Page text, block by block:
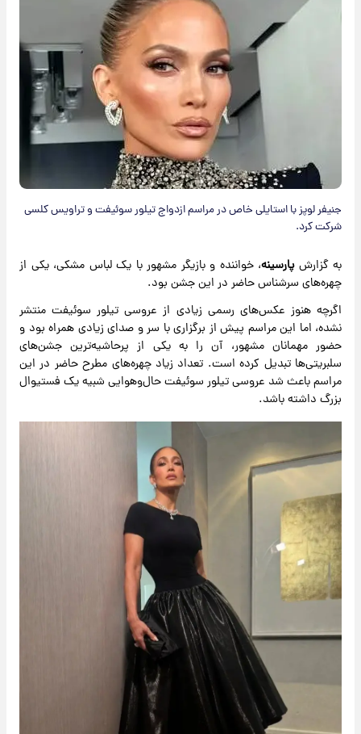
جنیفر لوپز با استایلی خاص در مراسم ازدواج تیلور سوئیفت و تراویس کلسی
شرکت کرد.
به گزارشپارسینه، خواننده و بازیگر مشهور با یک لباس مشکی، یکی از
چهره‌های سرشناس حاضر در این جشن بود.
اگرچه هنوز عکس‌های رسمی زیادی از عروسی تیلور سوئیفت منتشر
نشده، اما این مراسم پیش از برگزاری با سر و صدای زیادی همراه بود و
حضور مهمانان مشهور، آن را به یکی از پرحاشیه‌ترین جشن‌های
سلبریتی‌ها تبدیل کرده است. تعداد زیاد چهره‌های مطرح حاضر در این
مراسم باعث شد عروسی تیلور سوئیفت حال‌وهوایی شبیه یک فستیوال
بزرگ داشته باشد.